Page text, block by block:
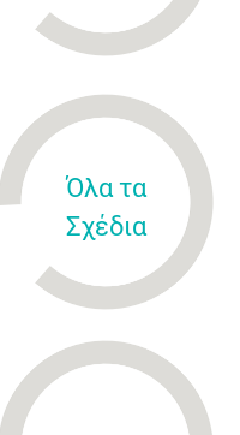
Όλα τα
Σχέδια